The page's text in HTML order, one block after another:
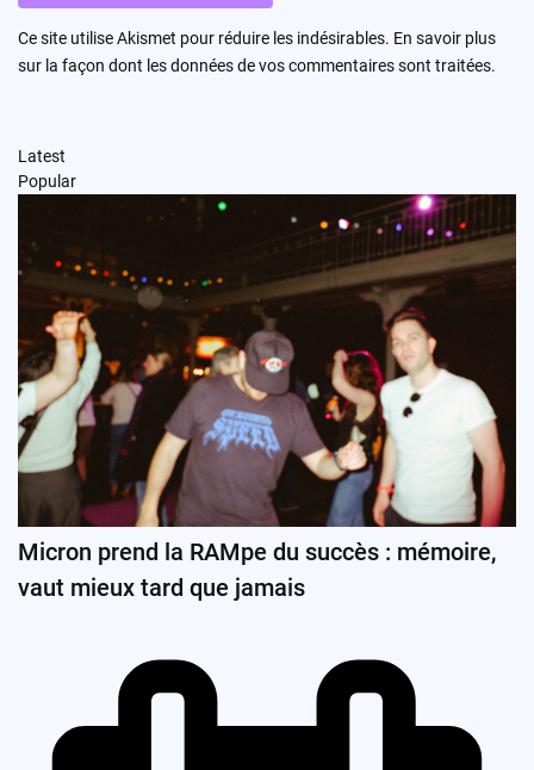
Ce site utilise Akismet pour réduire les indésirables. En savoir plus
sur la façon dont les données de vos commentaires sont traitées.
Latest
Popular
Micron prend la RAMpe du succès : mémoire,
vaut mieux tard que jamais